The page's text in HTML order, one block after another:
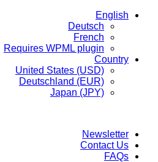
English
Deutsch
French
Requires WPML plugin
Country
United States (USD)
Deutschland (EUR)
Japan (JPY)
Newsletter
Contact Us
FAQs